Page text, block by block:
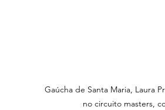
Gaúcha de Santa Maria, Laura
no circuito masters,